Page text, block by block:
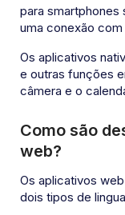
para smartphones
uma conexão com
Os aplicativos
e outras funções
câmera e o
Como são
web?
Os aplicativos
dois tipos de